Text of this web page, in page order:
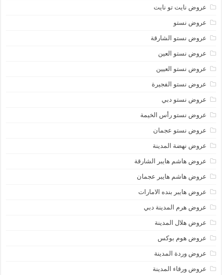
عروض نايت تو نايت
عروض نستو
عروض نستو الشارقة
عروض نستو العين
عروض نستو العيين
عروض نستو الفجيرة
عروض نستو دبي
عروض نستو رأس الخيمة
عروض نستو عجمان
عروض نهضة المدينة
عروض هاشم هايبر الشارقة
عروض هاشم هايبر عجمان
عروض هايبر بنده الامارات
عروض هرم المدينة دبي
عروض هلال المدينة
عروض هوم بوكس
عروض وردة المدينة
عروض ورقاء المدينة